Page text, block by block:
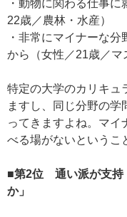
・動物に関わる仕事
22歳／農林・水産）
・非常にマイナーな
から（女性／21歳／マ
特定の大学のカリキュ
ますし、同じ分野の学
ってきますよね。マイ
べる場がないというこ
■第2位 通い派が支持
か」